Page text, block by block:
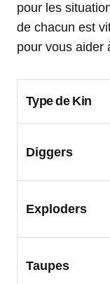
pour les
de chacun est
pour vous aider
Type de Kin
Diggers
Exploders
Taupes